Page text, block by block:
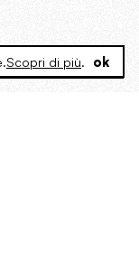
Scopri di più. ok